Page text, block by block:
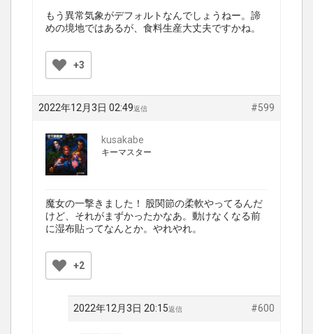
もう異常気象がデフォルトなんでしょうねー。諦
めの境地ではあるが、食料生産大丈夫ですかね。
+3
2022年12月3日 02:49 #599
返信
kusakabe
キーマスター
魔女の一撃きました！ 股関節の柔軟やってるんだ
けど、それがまずかったかなあ。動けなくなる前
に湿布貼ってなんとか。やれやれ。
+2
2022年12月3日 20:15 #600
返信